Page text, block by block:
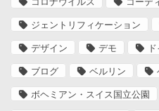
ジェントリフィケーション
デザイン デモ
ブログ ベルリン
ボヘミアン・スイス国立公園